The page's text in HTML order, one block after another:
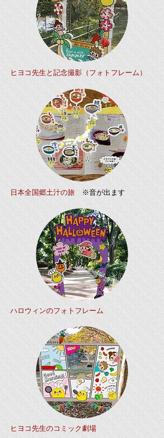
ヒヨコ先生と記念撮影（フォトフレーム）
日本全国郷土汁の旅※音が出ます
​ハロウィンのフォトフレーム
ヒヨコ先生のコミック劇場